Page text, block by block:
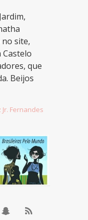
site,
que
Beijos
Jr. Fernandes